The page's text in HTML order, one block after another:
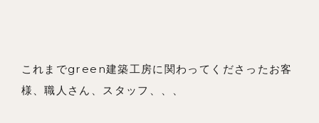
ブログ
これまでgreen建築工房に関わってくださったお客
様、職人さん、スタッフ、、、